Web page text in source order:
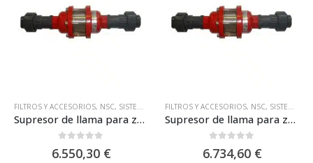
FILTROS Y ACCESORIOS, NSC, SISTEMAS ATEX ,SISTEMAS DE ASPIRACIÓN, SISTEMAS
Supresor de llama para zonas ATEX IIB / NSC SP05232-00
6.550,30 €
FILTROS Y ACCESORIOS, NSC, SISTEMAS ATEX
Supresor de llama para zonas ATEX IIC / NSC SP05230-00
6.734,60 €